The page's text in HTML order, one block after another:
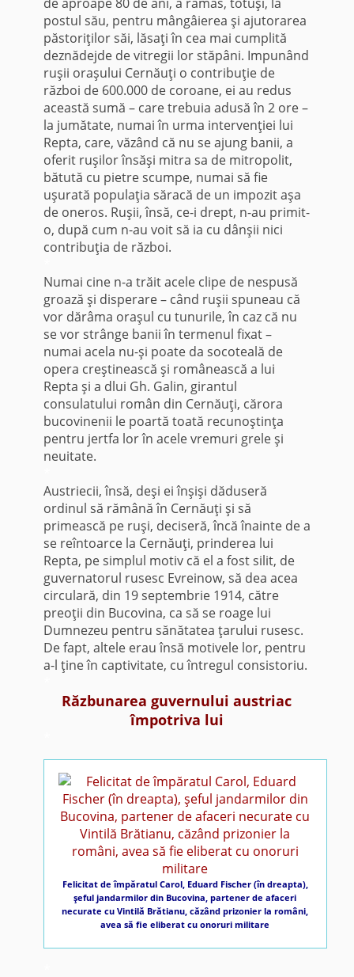
postul său, pentru mângâierea şi ajutorarea
păstoriţilor săi, lăsaţi în cea mai cumplită
deznădejde de vitregii lor stăpâni. Impunând
ruşii oraşului Cernăuţi o contribuţie de
război de 600.000 de coroane, ei au redus
această sumă – care trebuia adusă în 2 ore –
la jumătate, numai în urma intervenţiei lui
Repta, care, văzând că nu se ajung banii, a
oferit ruşilor însăşi mitra sa de mitropolit,
bătută cu pietre scumpe, numai să fie
uşurată populaţia săracă de un impozit aşa
de oneros. Ruşii, însă, ce-i drept, n-au primit-
o, după cum n-au voit să ia cu dânşii nici
contribuţia de război.
Numai cine n-a trăit acele clipe de nespusă
groază şi disperare – când ruşii spuneau că
vor dărâma oraşul cu tunurile, în caz că nu
se vor strânge banii în termenul fixat –
numai acela nu-şi poate da socoteală de
opera creştinească şi românească a lui
Repta şi a dlui Gh. Galin, girantul
consulatului român din Cernăuţi, cărora
bucovinenii le poartă toată recunoştinţa
pentru jertfa lor în acele vremuri grele şi
neuitate.
Austriecii, însă, deşi ei înşişi dăduseră
ordinul să rămână în Cernăuţi şi să
primească pe ruşi, deciseră, încă înainte de a
se reîntoarce la Cernăuţi, prinderea lui
Repta, pe simplul motiv că el a fost silit, de
guvernatorul rusesc Evreinow, să dea acea
circulară, din 19 septembrie 1914, către
preoţii din Bucovina, ca să se roage lui
Dumnezeu pentru sănătatea ţarului rusesc.
De fapt, altele erau însă motivele lor, pentru
a-l ţine în captivitate, cu întregul consistoriu.
Răzbunarea guvernului austriac
împotriva lui
Felicitat de împăratul Carol, Eduard Fischer (în dreapta),
şeful jandarmilor din Bucovina, partener de afaceri
necurate cu Vintilă Brătianu, căzând prizonier la români,
avea să fie eliberat cu onoruri militare